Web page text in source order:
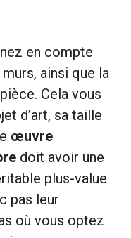
en compte
ainsi que la
Cela vous
d’art, sa taille
œuvre
doit avoir une
plus-value
pas leur
où vous optez